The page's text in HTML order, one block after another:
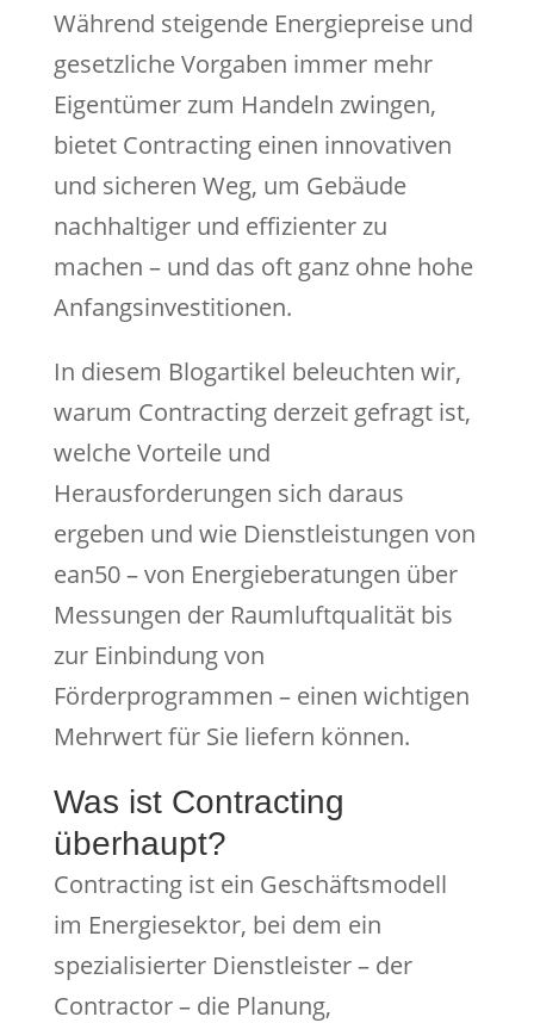
Während steigende Energiepreise und
gesetzliche Vorgaben immer mehr
Eigentümer zum Handeln zwingen,
bietet Contracting einen innovativen
und sicheren Weg, um Gebäude
nachhaltiger und effizienter zu
machen – und das oft ganz ohne hohe
Anfangsinvestitionen.
In diesem Blogartikel beleuchten wir,
warum Contracting derzeit gefragt ist,
welche Vorteile und
Herausforderungen sich daraus
ergeben und wie Dienstleistungen von
ean50 – von Energieberatungen über
Messungen der Raumluftqualität bis
zur Einbindung von
Förderprogrammen – einen wichtigen
Mehrwert für Sie liefern können.
Was ist Contracting
überhaupt?
Contracting ist ein Geschäftsmodell
im Energiesektor, bei dem ein
spezialisierter Dienstleister – der
Contractor – die Planung,